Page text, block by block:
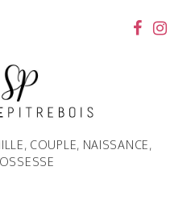
COUPLE, NAISSANCE,